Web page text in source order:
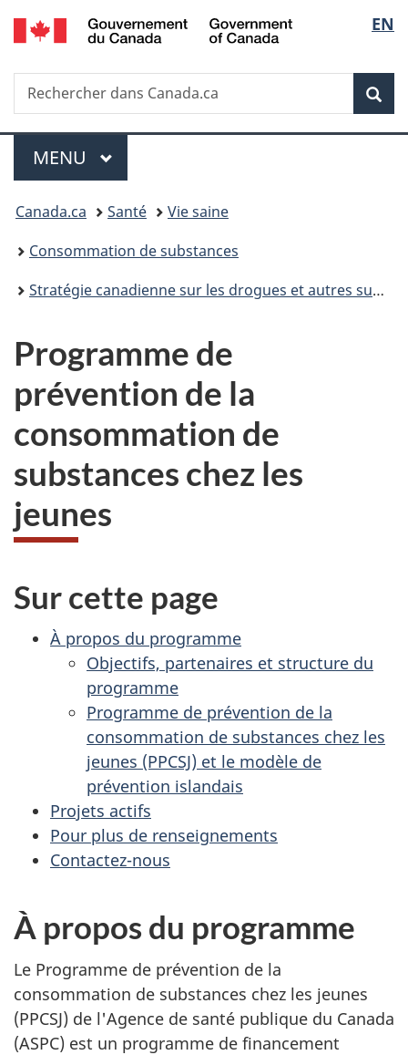
Passer
au
principal
Passer
à
Au
du
Passer
à
version
simplifiée
de
la
EN
Recherche
Rechercher
dans
Menu
MENU PRINCIPAL
Vous
êtes
ici :
Canada.ca Santé
Vie saine
Consommation de substances
Stratégie canadienne sur les drogues et autres substances : Aperçu
Programme de
prévention de la
consommation de
substances chez les
jeunes
Sur cette page
À propos du programme
Objectifs, partenaires et structure du
programme
Programme de prévention de la
consommation de substances chez les
jeunes (PPCSJ) et le modèle de
prévention islandais
Projets actifs
Pour plus de renseignements
Contactez-nous
À propos du programme
Le Programme de prévention de la
consommation de substances chez les jeunes
(PPCSJ) de l'Agence de santé publique du Canada
(ASPC) est un programme de financement